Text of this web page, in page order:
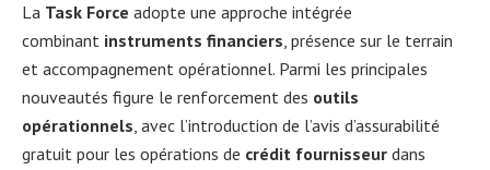
La Task Force adopte une approche intégrée
combinant instruments financiers, présence sur le terrain
et accompagnement opérationnel. Parmi les principales
nouveautés figure le renforcement des outils
opérationnels, avec l’introduction de l’avis d’assurabilité
gratuit pour les opérations de crédit fournisseur dans